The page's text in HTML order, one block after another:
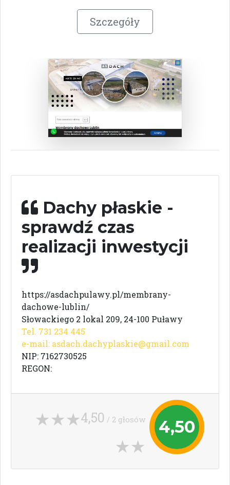
Szczegóły
Dachy płaskie -
sprawdź czas
realizacji inwestycji
https://asdachpulawy.pl/membrany-
dachowe-lublin/
Słowackiego 2 lokal 209, 24-100 Puławy
Tel. 731 234 445
e-mail: asdach.dachyplaskie@gmail.com
NIP: 7162730525
REGON:
4,50
4,50 / 2 głosów